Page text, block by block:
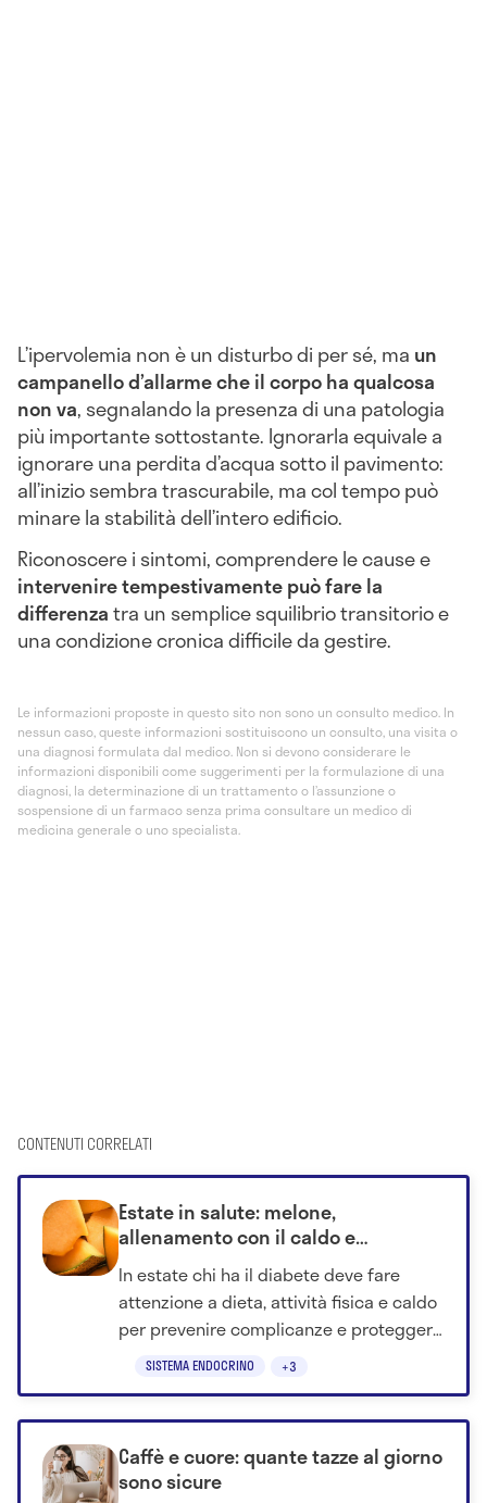
L’ipervolemia non è un disturbo di per sé, ma un
campanello d’allarme che il corpo ha qualcosa
non va, segnalando la presenza di una patologia
più importante sottostante. Ignorarla equivale a
ignorare una perdita d’acqua sotto il pavimento:
all’inizio sembra trascurabile, ma col tempo può
minare la stabilità dell’intero edificio.
Riconoscere i sintomi, comprendere le cause e
intervenire tempestivamente può fare la
differenzatra un semplice squilibrio transitorio e
una condizione cronica difficile da gestire.
Le informazioni proposte in questo sito non sono un consulto medico. In
nessun caso, queste informazioni sostituiscono un consulto, una visita o
una diagnosi formulata dal medico. Non si devono considerare le
informazioni disponibili come suggerimenti per la formulazione di una
diagnosi, la determinazione di un trattamento o l’assunzione o
sospensione di un farmaco senza prima consultare un medico di
medicina generale o uno specialista.
CONTENUTI CORRELATI
SISTEMA ENDOCRINO +3
Estate in salute: melone,
allenamento con il caldo e
neuropatia diabetica
In estate chi ha il diabete deve fare
attenzione a dieta, attività fisica e caldo
per prevenire complicanze e proteggere
il benessere. Scopri come.
Caffè e cuore: quante tazze al giorno
sono sicure